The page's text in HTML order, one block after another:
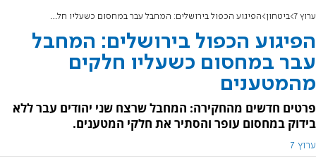
ערוץ 7 ביטחון הפיגוע הכפול בירושלים: המחבל עבר במחסום כשעליו חלקים מהמטענים
הפיגוע הכפול בירושלים: המחבל
עבר במחסום כשעליו חלקים
מהמטענים
פרטים חדשים מהחקירה: המחבל שרצח שני יהודים עבר ללא
בידוק במחסום עופר והסתיר את חלקי המטענים.
ערוץ 7